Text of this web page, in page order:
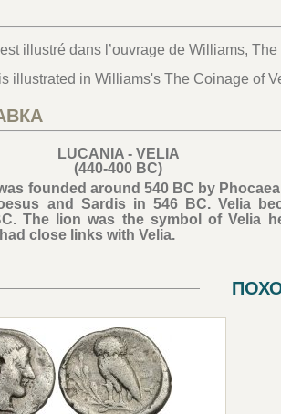
illustré dans l’ouvrage de Williams,
illustrated in Williams's The Coinage of
LUCANIA - VELIA
(440-400 BC)
founded around 540 BC by
and Sardis in 546 BC. Velia
The lion was the symbol of Velia
close links with Velia.